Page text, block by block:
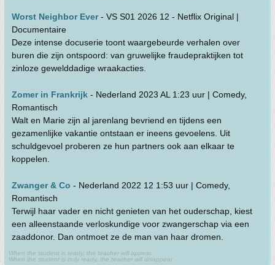
Worst Neighbor Ever- VS S01 2026 12 - Netflix Original |
Documentaire
Deze intense docuserie toont waargebeurde verhalen over
buren die zijn ontspoord: van gruwelijke fraudepraktijken tot
zinloze gewelddadige wraakacties.
Zomer in Frankrijk - Nederland 2023 AL 1:23 uur | Comedy,
Romantisch
Walt en Marie zijn al jarenlang bevriend en tijdens een
gezamenlijke vakantie ontstaan er ineens gevoelens. Uit
schuldgevoel proberen ze hun partners ook aan elkaar te
koppelen.
Zwanger & Co - Nederland 2022 12 1:53 uur | Comedy,
Romantisch
Terwijl haar vader en nicht genieten van het ouderschap, kiest
een alleenstaande verloskundige voor zwangerschap via een
zaaddonor. Dan ontmoet ze de man van haar dromen.
When the student is ready, the teacher will appear.
When the student is truly ready, the teacher will disappear.